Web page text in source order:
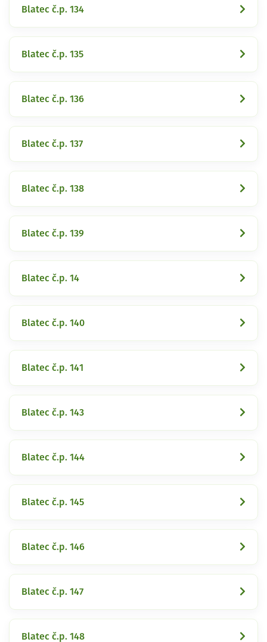
Blatec č.p. 134
Blatec č.p. 135
Blatec č.p. 136
Blatec č.p. 137
Blatec č.p. 138
Blatec č.p. 139
Blatec č.p. 14
Blatec č.p. 140
Blatec č.p. 141
Blatec č.p. 143
Blatec č.p. 144
Blatec č.p. 145
Blatec č.p. 146
Blatec č.p. 147
Blatec č.p. 148